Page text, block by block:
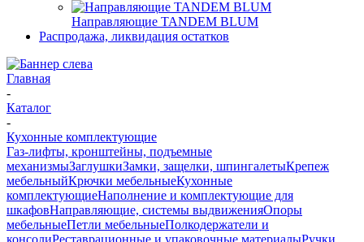
Направляющие TANDEM BLUM
Распродажа, ликвидация остатков
Главная
-
Каталог
-
Кухонные комплектующие
Газ-лифты, кронштейны, подъемные
механизмыЗаглушкиЗамки, защелки, шпингалетыКрепеж
мебельныйКрючки мебельныеКухонные
комплектующиеНаполнение и комплектующие для
шкафовНаправляющие, системы выдвиженияОпоры
мебельныеПетли мебельныеПолкодержатели и
консолиРеставрационные и упаковочные материалыРучки